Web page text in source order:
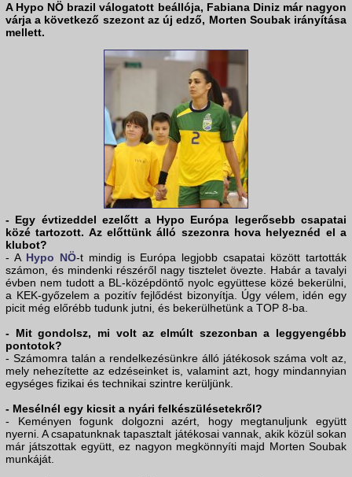
A Hypo NÖ brazil válogatott beállója, Fabiana Dinizmár nagyon
várja a következő szezont az új edző, Morten Soubak irányítása
mellett.
- Egy évtizeddel ezelőtt a Hypo Európa legerősebb csapatai
közé tartozott. Az előttünk álló szezonra hova helyeznéd el a
klubot?
- A Hypo NÖ-t mindig is Európa legjobb csapatai között tartották
számon, és mindenki részéről nagy tisztelet övezte. Habár a tavalyi
évben nem tudott a BL-középdöntő nyolc együttese közé bekerülni,
a KEK-győzelem a pozitív fejlődést bizonyítja. Úgy vélem, idén egy
picit még előrébb tudunk jutni, és bekerülhetünk a TOP 8-ba.
- Mit gondolsz, mi volt az elmúlt szezonban a leggyengébb
pontotok?
- Számomra talán a rendelkezésünkre álló játékosok száma volt az,
mely nehezítette az edzéseinket is, valamint azt, hogy mindannyian
egységes fizikai és technikai szintre kerüljünk.
- Mesélnél egy kicsit a nyári felkészülésetekről?
- Keményen fogunk dolgozni azért, hogy megtanuljunk együtt
nyerni. A csapatunknak tapasztalt játékosai vannak, akik közül sokan
már játszottak együtt, ez nagyon megkönnyíti majd Morten Soubak
munkáját.